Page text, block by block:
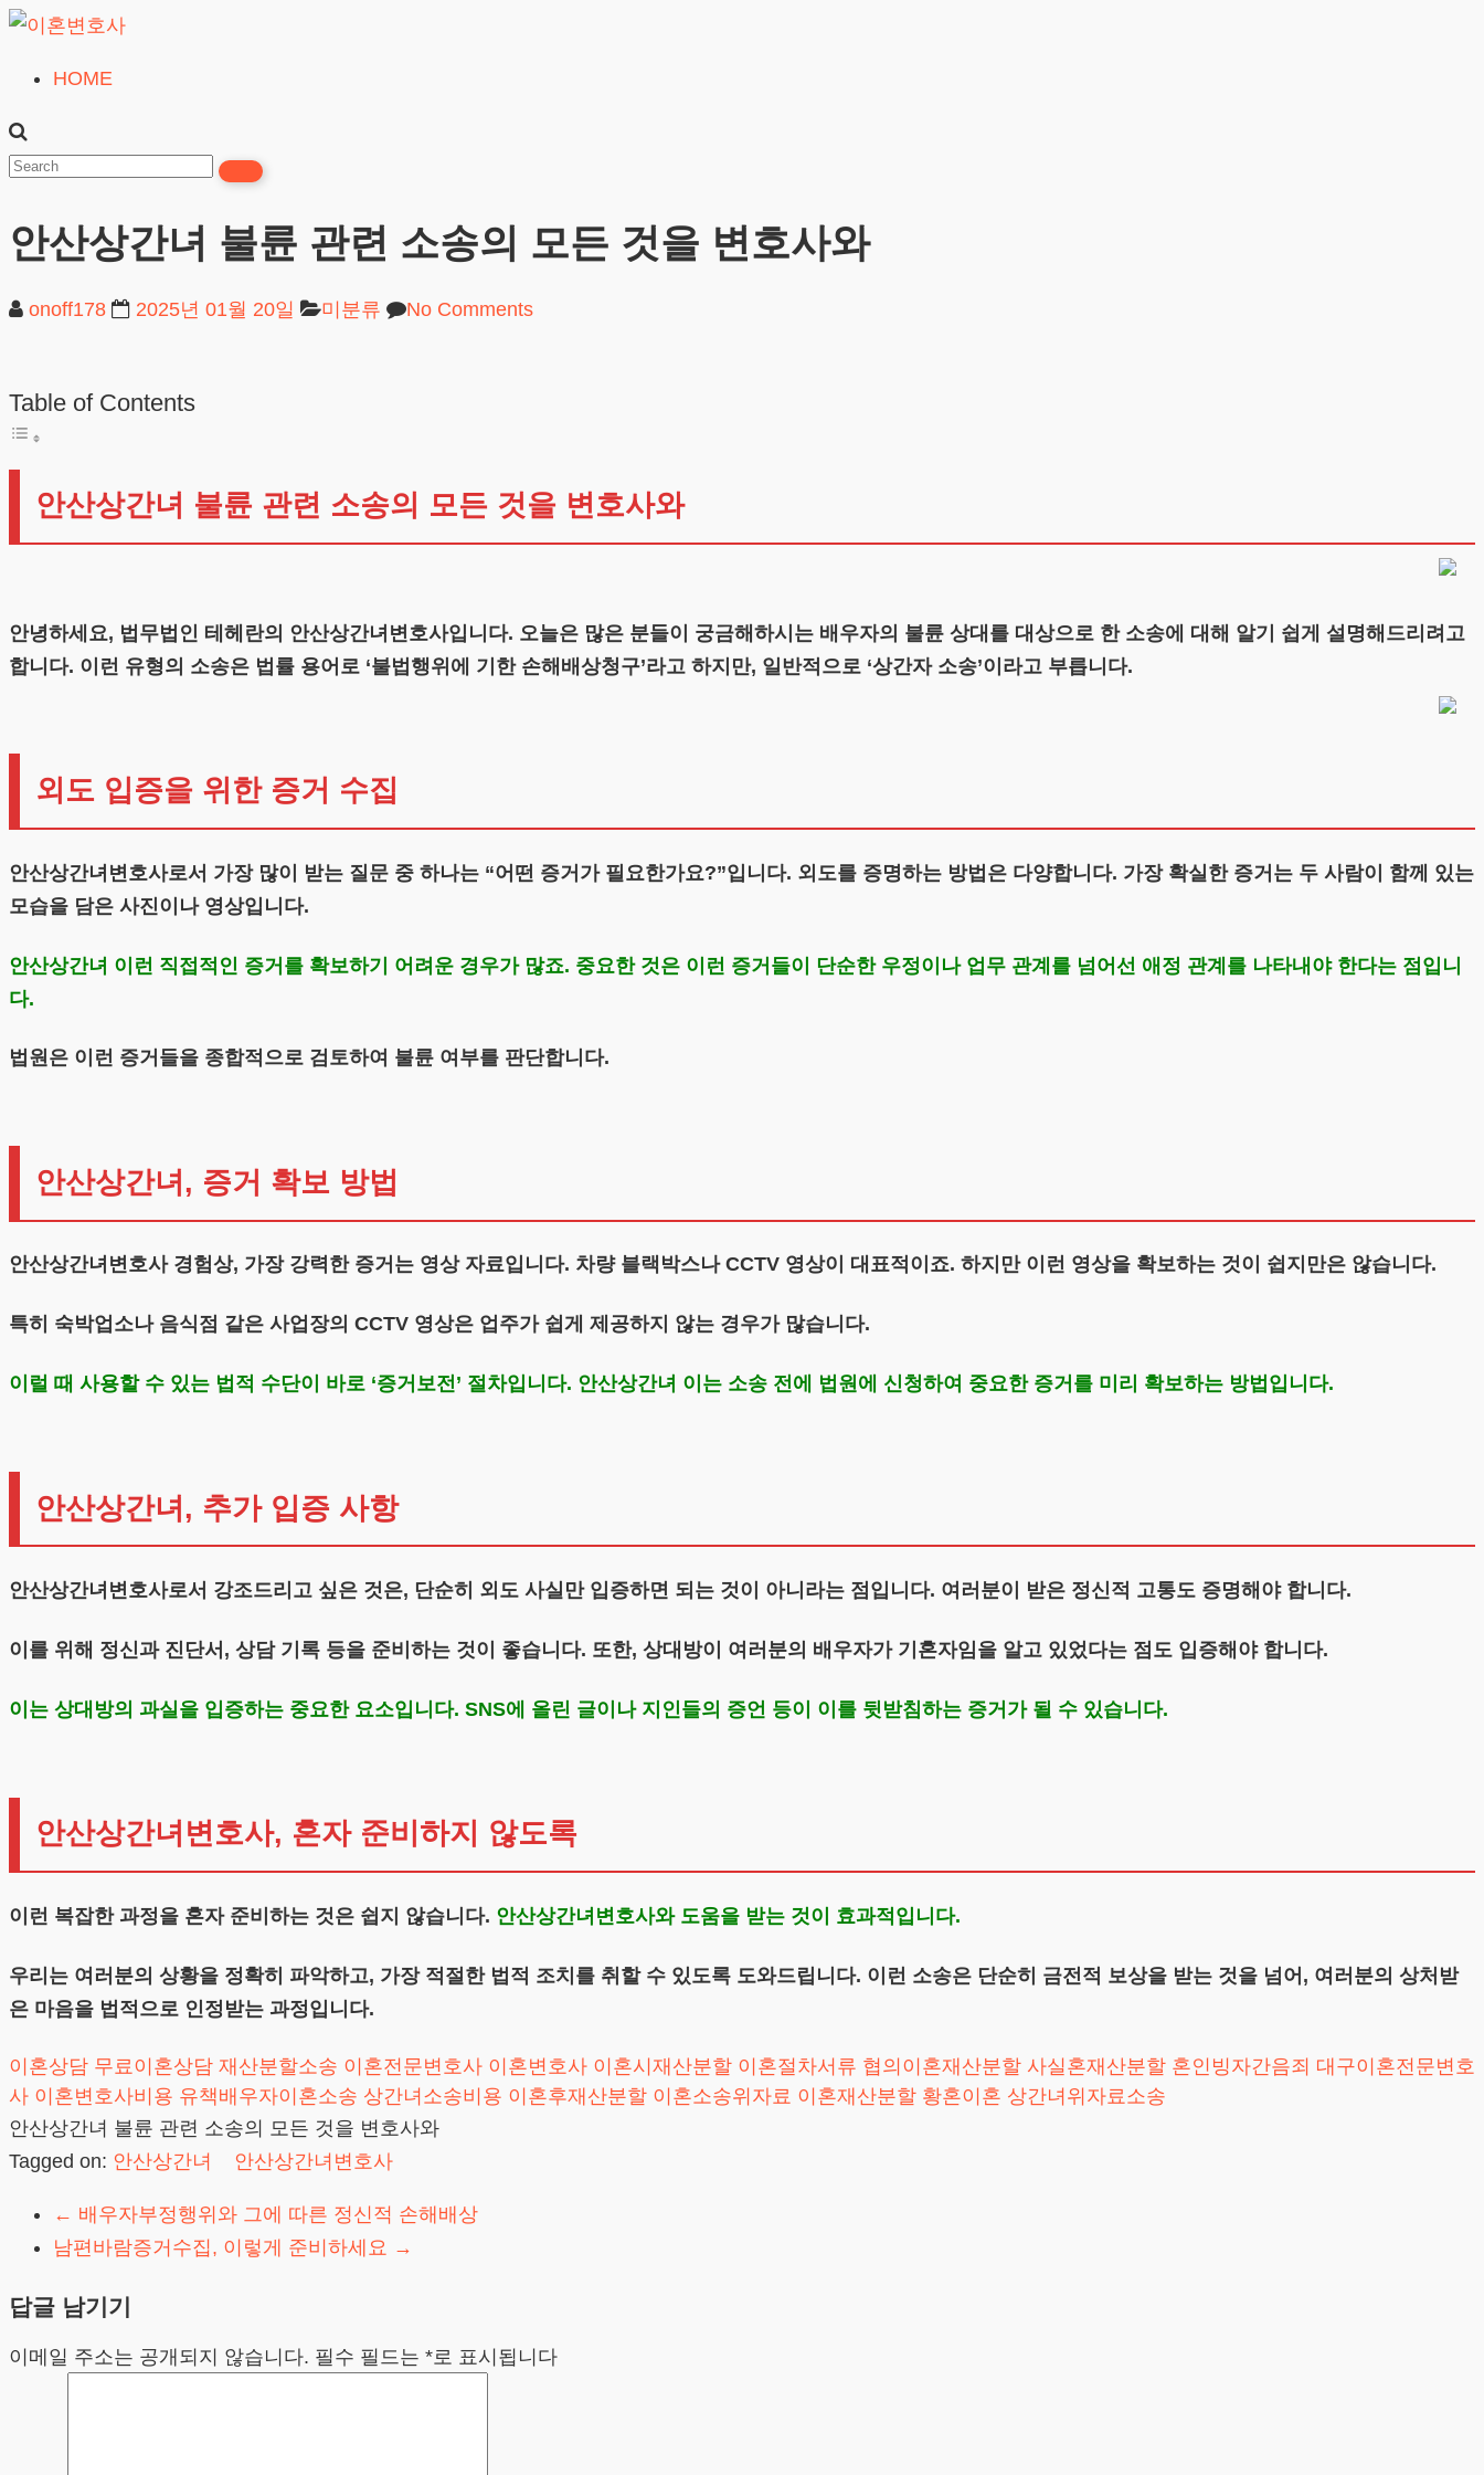
Skip
content
혼
변
사
HOME
안산상간녀 불륜 관련 소송의 모든 것을 변호사와
onoff178 2025년 01월 20일 미분류 No Comments
Table of Contents
안산상간녀 불륜 관련 소송의 모든 것을 변호사와
안녕하세요, 법무법인 테헤란의 안산상간녀변호사입니다. 오늘은 많은 분들이 궁금해하시는 배우자의 불륜 상대를 대상으로 한 소송에 대해 알기 쉽게 설명해드리려고
합니다. 이런 유형의 소송은 법률 용어로 ‘불법행위에 기한 손해배상청구’라고 하지만, 일반적으로 ‘상간자 소송’이라고 부릅니다.
외도 입증을 위한 증거 수집
안산상간녀변호사로서 가장 많이 받는 질문 중 하나는 “어떤 증거가 필요한가요?”입니다. 외도를 증명하는 방법은 다양합니다. 가장 확실한 증거는 두 사람이 함께 있는
모습을 담은 사진이나 영상입니다.
안산상간녀 이런 직접적인 증거를 확보하기 어려운 경우가 많죠. 중요한 것은 이런 증거들이 단순한 우정이나 업무 관계를 넘어선 애정 관계를 나타내야 한다는 점입니
다.
법원은 이런 증거들을 종합적으로 검토하여 불륜 여부를 판단합니다.
안산상간녀, 증거 확보 방법
안산상간녀변호사 경험상, 가장 강력한 증거는 영상 자료입니다. 차량 블랙박스나 CCTV 영상이 대표적이죠. 하지만 이런 영상을 확보하는 것이 쉽지만은 않습니다.
특히 숙박업소나 음식점 같은 사업장의 CCTV 영상은 업주가 쉽게 제공하지 않는 경우가 많습니다.
이럴 때 사용할 수 있는 법적 수단이 바로 ‘증거보전’ 절차입니다. 안산상간녀 이는 소송 전에 법원에 신청하여 중요한 증거를 미리 확보하는 방법입니다.
안산상간녀, 추가 입증 사항
안산상간녀변호사로서 강조드리고 싶은 것은, 단순히 외도 사실만 입증하면 되는 것이 아니라는 점입니다. 여러분이 받은 정신적 고통도 증명해야 합니다.
이를 위해 정신과 진단서, 상담 기록 등을 준비하는 것이 좋습니다. 또한, 상대방이 여러분의 배우자가 기혼자임을 알고 있었다는 점도 입증해야 합니다.
이는 상대방의 과실을 입증하는 중요한 요소입니다. SNS에 올린 글이나 지인들의 증언 등이 이를 뒷받침하는 증거가 될 수 있습니다.
안산상간녀변호사, 혼자 준비하지 않도록
이런 복잡한 과정을 혼자 준비하는 것은 쉽지 않습니다. 안산상간녀변호사와 도움을 받는 것이 효과적입니다.
우리는 여러분의 상황을 정확히 파악하고, 가장 적절한 법적 조치를 취할 수 있도록 도와드립니다. 이런 소송은 단순히 금전적 보상을 받는 것을 넘어, 여러분의 상처받
은 마음을 법적으로 인정받는 과정입니다.
이혼상담 무료이혼상담 재산분할소송 이혼전문변호사 이혼변호사 이혼시재산분할 이혼절차서류 협의이혼재산분할 사실혼재산분할 혼인빙자간음죄 대구이혼전문변호
사 이혼변호사비용 유책배우자이혼소송 상간녀소송비용 이혼후재산분할 이혼소송위자료 이혼재산분할 황혼이혼 상간녀위자료소송
안산상간녀 불륜 관련 소송의 모든 것을 변호사와
Tagged on: 안산상간녀 안산상간녀변호사
← 배우자부정행위와 그에 따른 정신적 손해배상
남편바람증거수집, 이렇게 준비하세요 →
답글 남기기
이메일 주소는 공개되지 않습니다. 필수 필드는 *로 표시됩니다